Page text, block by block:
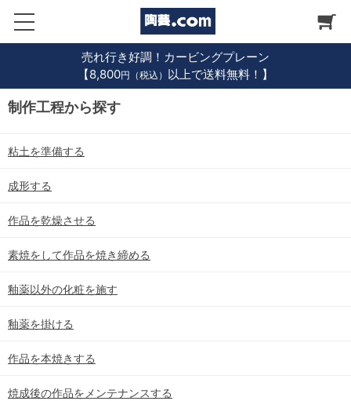
売れ行き好調！カービングプレーン
【8,800円（税込） 以上で送料無料！】
制作工程から探す
粘土を準備する
成形する
作品を乾燥させる
素焼をして作品を焼き締める
釉薬以外の化粧を施す
釉薬を掛ける
作品を本焼きする
焼成後の作品をメンテナンスする